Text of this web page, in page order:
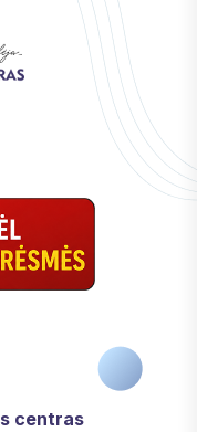
centras